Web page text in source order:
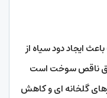
ایجاد دود سیاه از
ناقص سوخت است
گلخانه ای و کاهش